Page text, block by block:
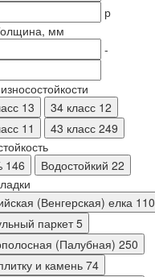
р
мм
-
13 34 класс 12
11 43 класс 249
146 Водостойкий 22
(Венгерская) елка 110
паркет 5
(Палубная) 250
и камень 74